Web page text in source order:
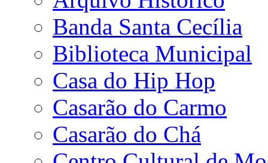
Banda Santa Cecília
Biblioteca Municipal
Casa do Hip Hop
Casarão do Carmo
Casarão do Chá